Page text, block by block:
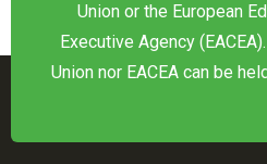
Union or the European
Executive Agency
Union nor EACEA can be